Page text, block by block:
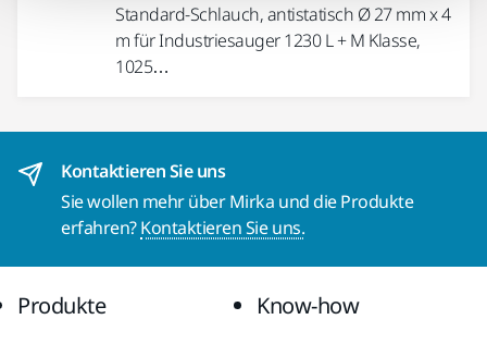
Standard-Schlauch, antistatisch Ø 27 mm x 4
m für Industriesauger 1230 L + M Klasse,
1025…
Kontaktieren Sie uns
Sie wollen mehr über Mirka und die Produkte
erfahren?Kontaktieren Sie uns.
Produkte Know-how